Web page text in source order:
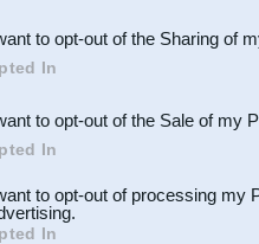
Participants
parties.
to opt-out of the Sharing of
In
to opt-out of the Sale of my
In
to opt-out of processing my
In